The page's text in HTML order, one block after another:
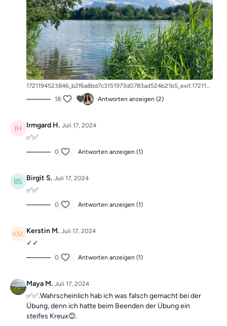
1721194523846_b2f6a8bd7c3151973d0783ad524b21b5_exif.1721194524.jpg
18
Antworten anzeigen (2)
Irmgard H. Juli 17, 2024
✅✅
0 Antworten anzeigen (1)
Birgit S. Juli 17, 2024
✅✅
0 Antworten anzeigen (1)
Kerstin M. Juli 17, 2024
✓✓
0 Antworten anzeigen (1)
Maya M. Juli 17, 2024
✅✅.Wahrscheinlich hab ich was falsch gemacht bei der
Übung, denn ich hatte beim Beenden der Übung ein
steifes Kreux😊.